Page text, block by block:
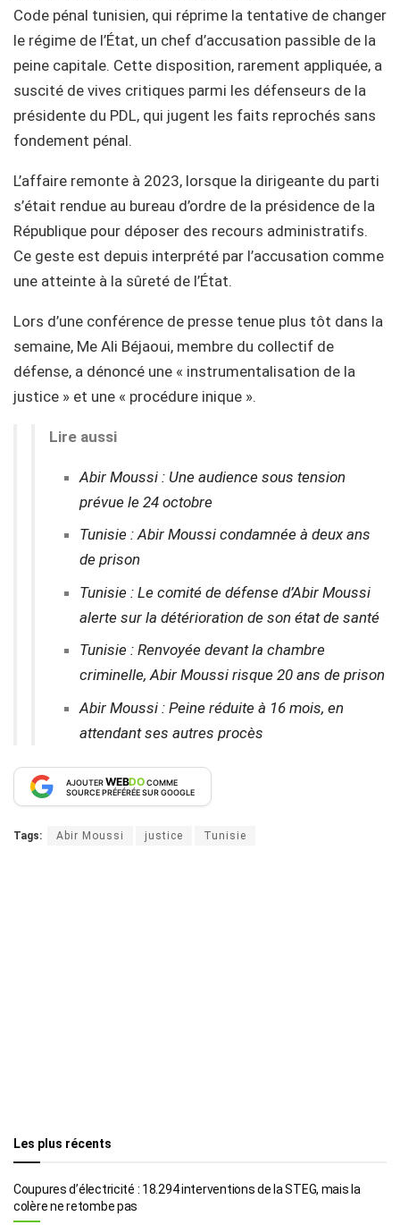
Code pénal tunisien, qui réprime la tentative de changer
le régime de l’État, un chef d’accusation passible de la
peine capitale. Cette disposition, rarement appliquée, a
suscité de vives critiques parmi les défenseurs de la
présidente du PDL, qui jugent les faits reprochés sans
fondement pénal.
L’affaire remonte à 2023, lorsque la dirigeante du parti
s’était rendue au bureau d’ordre de la présidence de la
République pour déposer des recours administratifs.
Ce geste est depuis interprété par l’accusation comme
une atteinte à la sûreté de l’État.
Lors d’une conférence de presse tenue plus tôt dans la
semaine, Me Ali Béjaoui, membre du collectif de
défense, a dénoncé une « instrumentalisation de la
justice » et une « procédure inique ».
Lire aussi
Abir Moussi : Une audience sous tension
prévue le 24 octobre
Tunisie : Abir Moussi condamnée à deux ans
de prison
Tunisie : Le comité de défense d’Abir Moussi
alerte sur la détérioration de son état de santé
Tunisie : Renvoyée devant la chambre
criminelle, Abir Moussi risque 20 ans de prison
Abir Moussi : Peine réduite à 16 mois, en
attendant ses autres procès
AJOUTERWEBDOCOMME
SOURCE PRÉFÉRÉE SUR GOOGLE
Tags: Abir Moussi justice Tunisie
Les plus récents
Coupures d’électricité : 18.294 interventions de la STEG, mais la
colère ne retombe pas